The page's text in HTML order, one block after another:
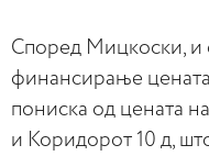
Според Мицкоски, и
финансирање
пониска од цената
и Коридорот 10 д,